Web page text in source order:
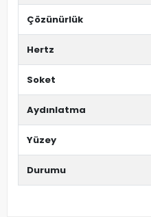
Çözünürlük
Hertz
Soket
Aydınlatma
Yüzey
Durumu